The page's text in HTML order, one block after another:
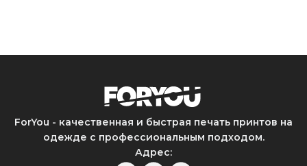
ForYou - качественная и быстрая печать принтов на
одежде с профессиональным подходом.
Адрес: